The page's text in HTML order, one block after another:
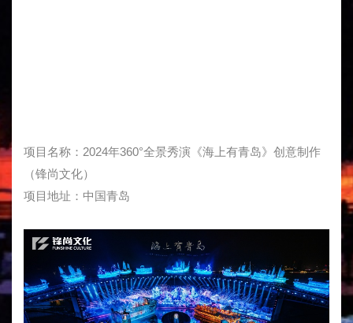
项目名称：2024年360°全景秀演《海上有青岛》创意制作
（锋尚文化）
项目地址：中国青岛